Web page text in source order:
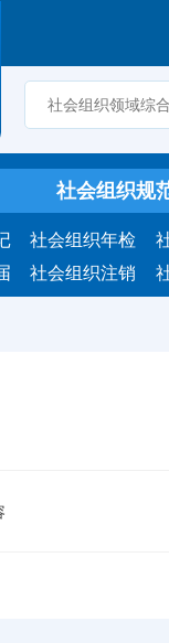
社会组织规
社会组织年检
社会组织注销